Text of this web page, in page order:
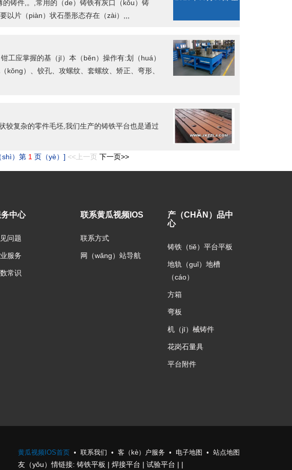
铸件,。,常用的（de）铸铁有灰口（kǒu）铸
以片（piàn）状石墨形态存在（zài）,,,
工应掌握的基（jī）本（běn）操作有:划（huá）
）、铰孔、攻螺纹、套螺纹、矫正、弯形、
较复杂的零件毛坯,我们生产的铸铁平台也是通过
shì）第 1 页（yè）] <<上一页 下一页>>
中心
问题
服务
常识
联系黄瓜视频IOS
联系方式
网（wǎng）站导航
产（CHǍN）品中
心
铸铁（tiě）平台平板
地轨（guǐ）地槽
（cáo）
方箱
弯板
机（jī）械铸件
花岗石量具
平台附件
黄瓜视频IOS首页 联系我们 客（kè）户服务 电子地图 站点地图
友（yǒu）情链接: 铸铁平板 | 焊接平台 | 试验平台 | |